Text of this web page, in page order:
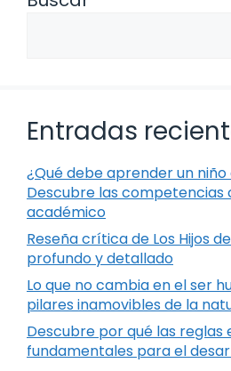
Entradas
¿Qué debe aprender un
Descubre las competencias
académico
Reseña crítica de Los Hijos
profundo y detallado
Lo que no cambia en el ser
pilares inamovibles de la
Descubre por qué las reglas
fundamentales para el